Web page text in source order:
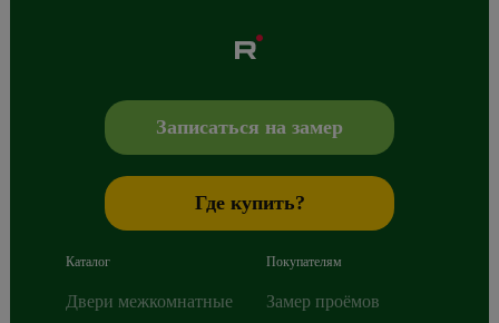
+7 800 765 43 42,mail@alberodoors.com
Записаться на замер
Где купить?
Каталог
Двери межкомнатные
Покупателям
Замер проёмов